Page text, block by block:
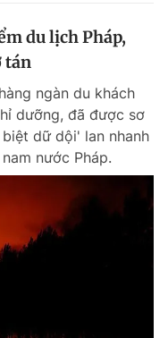
du lịch Pháp,
tán
ngàn du khách
dưỡng, đã được sơ
dữ dội' lan nhanh
nước Pháp.